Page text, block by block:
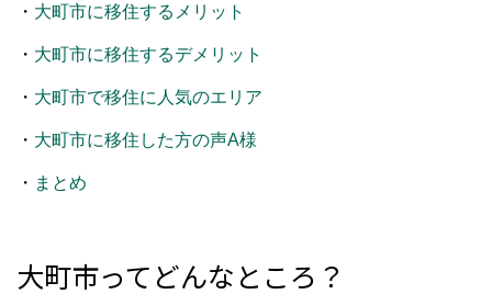
・ 大町市に移住するメリット
・ 大町市に移住するデメリット
・ 大町市で移住に人気のエリア
・ 大町市に移住した方の声A様
・ まとめ
大町市ってどんなところ？